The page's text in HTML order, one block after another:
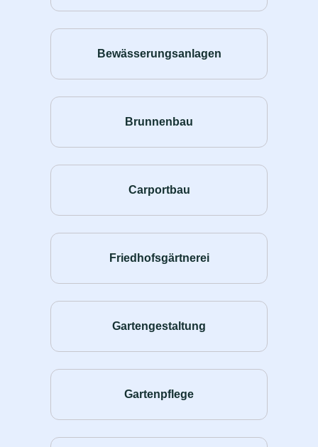
Bewässerungsanlagen
Brunnenbau
Carportbau
Friedhofsgärtnerei
Gartengestaltung
Gartenpflege